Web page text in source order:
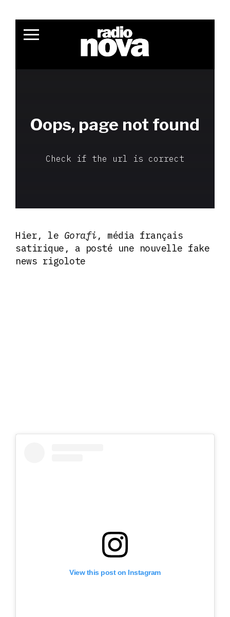
Hier, le Gorafi, média français
satirique, a posté une nouvelle fake
news rigolote
View this post on Instagram